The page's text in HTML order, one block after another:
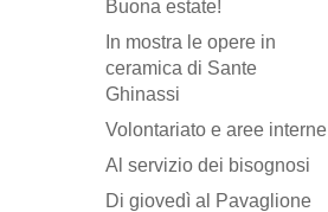
Buona estate!
In mostra le opere in
ceramica di Sante
Ghinassi
Volontariato e aree interne
Al servizio dei bisognosi
Di giovedì al Pavaglione